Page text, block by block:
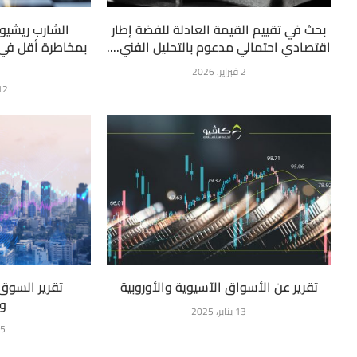
الشارب
بمخاطرة أقل
12
بحث في تقييم القيمة العادلة للفضة إطار
اقتصادي احتمالي مدعوم بالتحليل الفني....
2 فبراير، 2026
تقرير
15
تقرير عن الأسواق الآسيوية والأوروبية
13 يناير، 2025